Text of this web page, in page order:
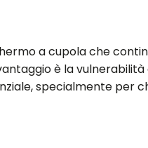
a cupola che
è la
specialmente per